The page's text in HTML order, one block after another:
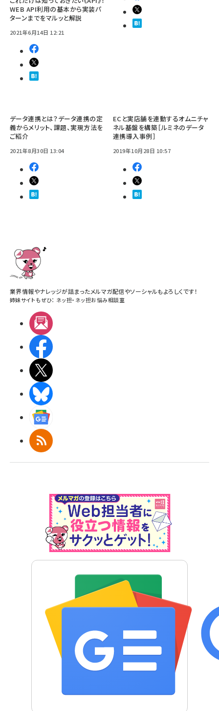
WEB API利用の基本から実装パ
ターンまでをマルッと解説
2021年6月14日 12:21
データ連携とは？データ連携の定
義からメリット、課題、実現方法を
ご紹介
2021年8月30日 13:04
ECと実店舗を連動するオムニチャ
ネル基盤を構築［ルミネのデータ
連携導入事例］
2019年10月28日 10:57
業界情報やナレッジが詰まったメルマガ配信やソーシャルもよろしくです！
姉妹サイトもぜひ： ネッ担・ ネッ担お悩み相談室
RSS